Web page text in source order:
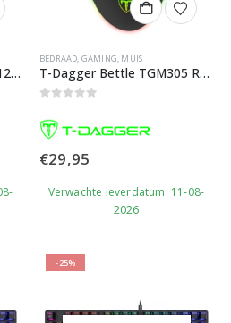
T-Dagger Bermuda TGK312 Mechanisch Gaming Toetsenbord
BEDRAAD GAMING MUIS
T-Dagger Bettle TGM305 RGB Gaming Muis
€29,95
Verwachte leverdatum: 11-08-
2026
-25%